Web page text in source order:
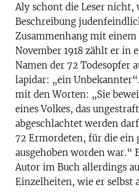
Aly schont die Leser nicht,
Beschreibung
Zusammenhang mit
November 1918 zählt er in
Namen der 72 Todesopfer
lapidar: „ein
mit den Worten: „Sie
eines Volkes, das
abgeschlachtet werden
72 Ermordeten, für die ein
ausgehoben worden war.“
Autor im Buch allerdings
Einzelheiten, wie er selbst